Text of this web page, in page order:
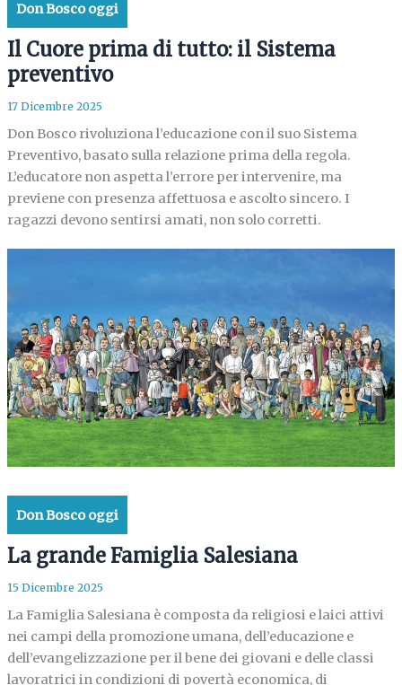
Don Bosco oggi
Il Cuore prima di tutto: il Sistema
preventivo
17 Dicembre 2025
Don Bosco rivoluziona l’educazione con il suo Sistema
Preventivo, basato sulla relazione prima della regola.
L’educatore non aspetta l’errore per intervenire, ma
previene con presenza affettuosa e ascolto sincero. I
ragazzi devono sentirsi amati, non solo corretti.
Don Bosco oggi
La grande Famiglia Salesiana
15 Dicembre 2025
La Famiglia Salesiana è composta da religiosi e laici attivi
nei campi della promozione umana, dell’educazione e
dell’evangelizzazione per il bene dei giovani e delle classi
lavoratrici in condizioni di povertà economica, di